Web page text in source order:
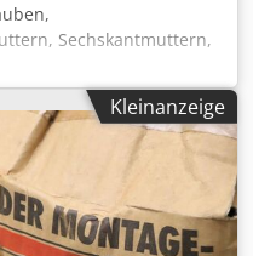
Sechskantmuttern,
Csdpov
Zylinderschrauben:
DIN 931 8.8 M20 x
St. -
M16 x 50/22 150 ST -U-
B 2100 St. -Preis:
1200/800/H440 mm -
Kleinanzeige